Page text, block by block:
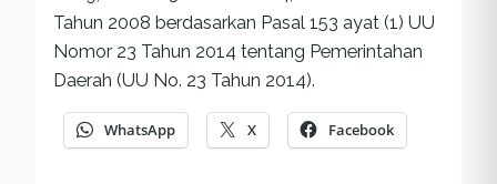
Tahun 2008 berdasarkan Pasal 153 ayat (1) UU
Nomor 23 Tahun 2014 tentang Pemerintahan
Daerah (UU No. 23 Tahun 2014).
WhatsApp X Facebook